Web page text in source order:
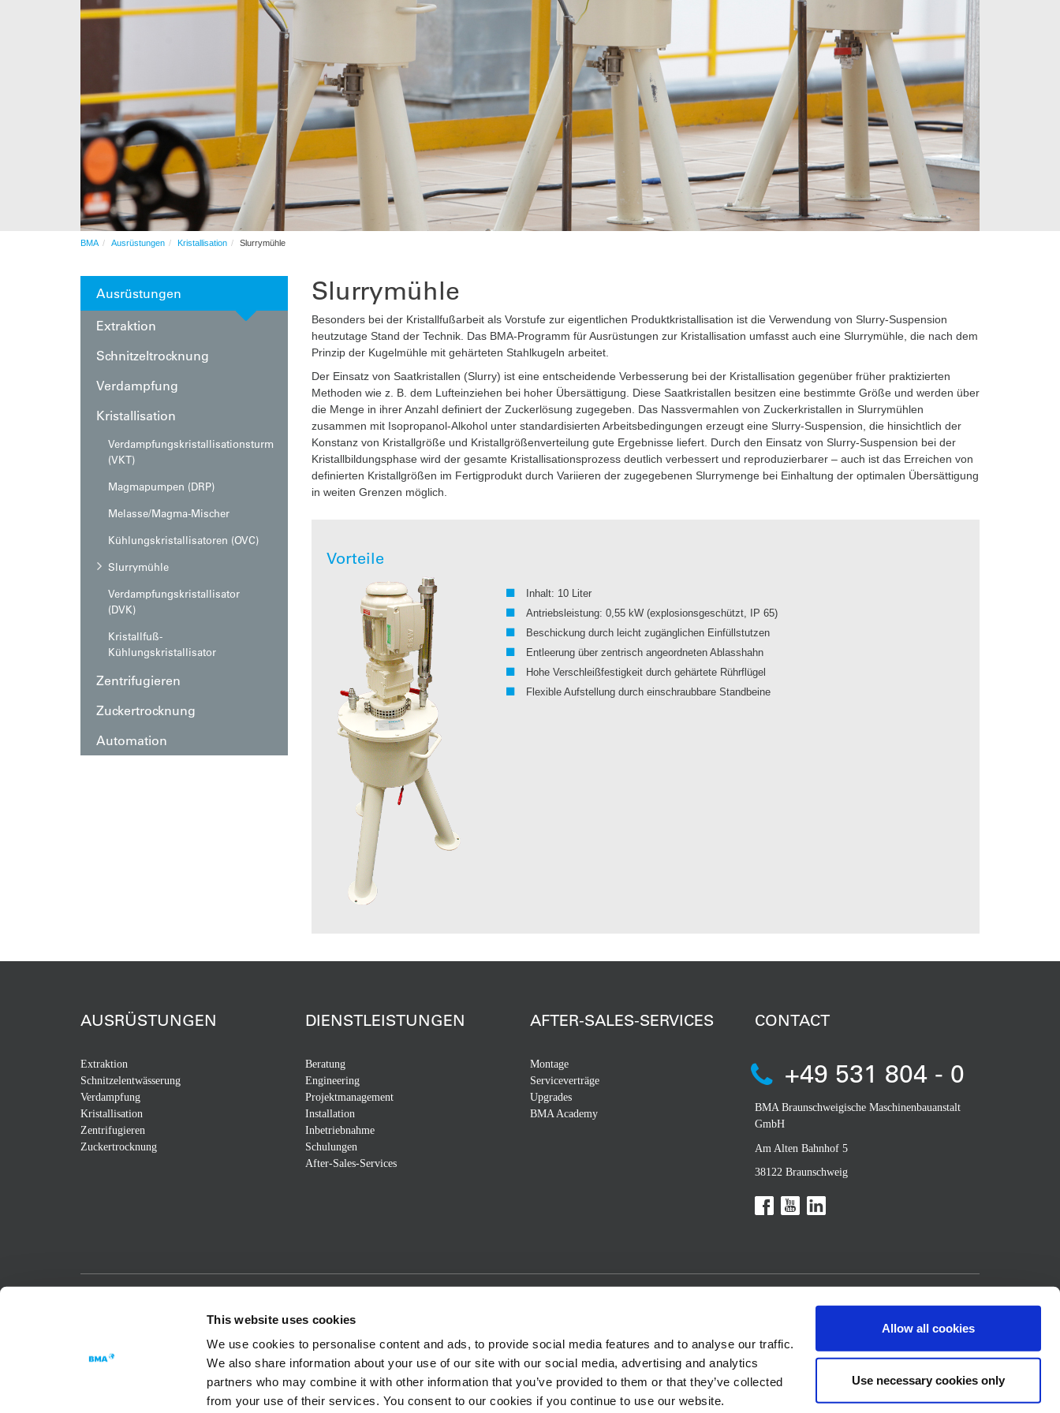
This website uses cookies
We use cookies to personalise content and ads, to provide social media features and to analyse our traffic.
We also share information about your use of our site with our social media, advertising and analytics
partners who may combine it with other information that you’ve provided to them or that they’ve collected
from your use of their services. You consent to our cookies if you continue to use our website.
Allow all cookies
Use necessary cookies only
After-Sales-Services
Automation
BMA Ausrüstungen Kristallisation Slurrymühle
Ausrüstungen
Extraktion
Schnitzeltrocknung
Verdampfung
Kristallisation
Verdampfungskristallisationsturm
(VKT)
Magmapumpen (DRP)
Melasse/Magma-Mischer
Kühlungskristallisatoren (OVC)
Slurrymühle
Verdampfungskristallisator
(DVK)
Kristallfuß-
Kühlungskristallisator
Zentrifugieren
Zuckertrocknung
Automation
Slurrymühle
Besonders bei der Kristallfußarbeit als Vorstufe zur eigentlichen Produktkristallisation ist die Verwendung von Slurry-Suspension
heutzutage Stand der Technik. Das BMA-Programm für Ausrüstungen zur Kristallisation umfasst auch eine Slurrymühle, die nach dem
Prinzip der Kugelmühle mit gehärteten Stahlkugeln arbeitet.
Der Einsatz von Saatkristallen (Slurry) ist eine entscheidende Verbesserung bei der Kristallisation gegenüber früher praktizierten
Methoden wie z. B. dem Lufteinziehen bei hoher Übersättigung. Diese Saatkristallen besitzen eine bestimmte Größe und werden über
die Menge in ihrer Anzahl definiert der Zuckerlösung zugegeben. Das Nassvermahlen von Zuckerkristallen in Slurrymühlen
zusammen mit Isopropanol-Alkohol unter standardisierten Arbeitsbedingungen erzeugt eine Slurry-Suspension, die hinsichtlich der
Konstanz von Kristallgröße und Kristallgrößenverteilung gute Ergebnisse liefert. Durch den Einsatz von Slurry-Suspension bei der
Kristallbildungsphase wird der gesamte Kristallisationsprozess deutlich verbessert und reproduzierbarer – auch ist das Erreichen von
definierten Kristallgrößen im Fertigprodukt durch Variieren der zugegebenen Slurrymenge bei Einhaltung der optimalen Übersättigung
in weiten Grenzen möglich.
Vorteile
Inhalt: 10 Liter
Antriebsleistung: 0,55 kW (explosionsgeschützt, IP 65)
Beschickung durch leicht zugänglichen Einfüllstutzen
Entleerung über zentrisch angeordneten Ablasshahn
Hohe Verschleißfestigkeit durch gehärtete Rührflügel
Flexible Aufstellung durch einschraubbare Standbeine
AUSRÜSTUNGEN
Extraktion
Schnitzelentwässerung
Verdampfung
Kristallisation
Zentrifugieren
Zuckertrocknung
DIENSTLEISTUNGEN
Beratung
Engineering
Projektmanagement
Installation
Inbetriebnahme
Schulungen
After-Sales-Services
AFTER-SALES-SERVICES
Montage
Serviceverträge
Upgrades
BMA Academy
CONTACT
+49 531 804 - 0
BMA Braunschweigische Maschinenbauanstalt
GmbH
Am Alten Bahnhof 5
38122 Braunschweig